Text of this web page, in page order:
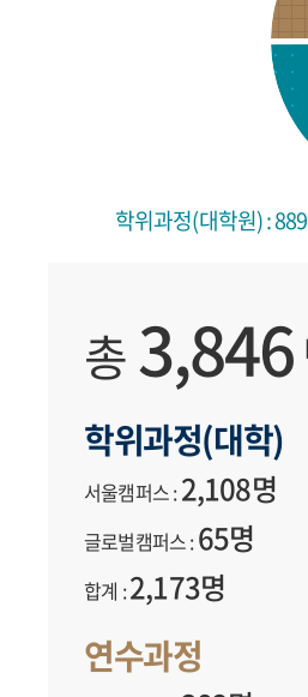
학위과정(대학원) :
총3,846
학위과정(대학)
서울캠퍼스 :2,108명
글로벌캠퍼스 :65명
합계 :2,173명
연수과정